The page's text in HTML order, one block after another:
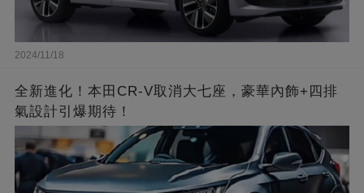
2024/11/18
全新進化！本田CR-V取消大七座，豪華內飾+四排
氣設計引爆期待！